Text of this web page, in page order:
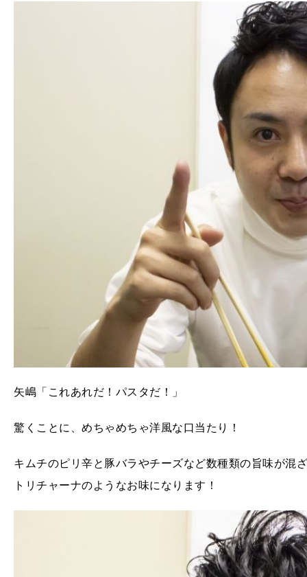
矢嶋「これあれだ！パスタだ！」
驚くことに、めちゃめちゃ洋風な口当たり！
キムチのピリ辛と豚バラやチーズなど数種類の旨味が混
トリチャーナのようなお味になります！